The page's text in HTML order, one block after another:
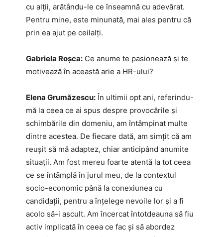
cu alții, arătându-le ce înseamnă cu adevărat.
Pentru mine, este minunată, mai ales pentru că
prin ea ajut pe ceilalți.
Gabriela Roșca: Ce anume te pasionează și te
motivează în această arie a HR-ului?
Elena Grumăzescu: În ultimii opt ani, referindu-
mă la ceea ce ai spus despre provocările și
schimbările din domeniu, am întâmpinat multe
dintre acestea. De fiecare dată, am simțit că am
reușit să mă adaptez, chiar anticipând anumite
situații. Am fost mereu foarte atentă la tot ceea
ce se întâmplă în jurul meu, de la contextul
socio-economic până la conexiunea cu
candidații, pentru a înțelege nevoile lor și a fi
acolo să-i ascult. Am încercat întotdeauna să fiu
activ implicată în ceea ce fac și să abordez